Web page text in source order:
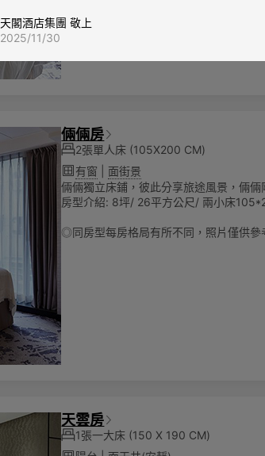
倆倆房
2張單人床 (105X200 CM)
有窗
面街景
倆倆獨立床鋪，彼此分享旅途風景，倆
房型介紹: 8坪/ 26平方公尺/ 兩小床
◎同房型每房格局有所不同，照片僅供參
天雲房
1張一大床 (150 X 190 CM)
天閣酒店集團 敬上
2025/11/30